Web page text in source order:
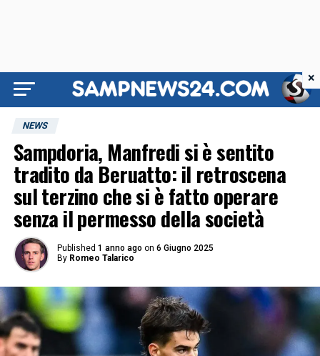
NEWS
Sampdoria, Manfredi si è sentito
tradito da Beruatto: il retroscena
sul terzino che si è fatto operare
senza il permesso della società
Published 1 anno ago on 6 Giugno 2025
By Romeo Talarico
×